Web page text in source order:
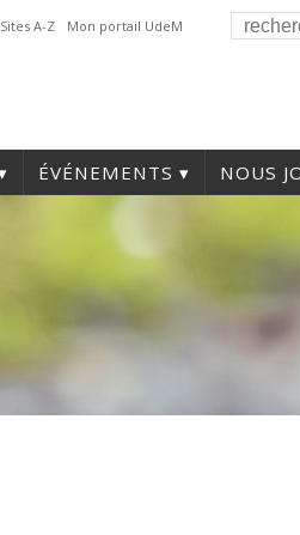
Sites A-Z Mon portail UdeM
ÉVÉNEMENTS NOUS